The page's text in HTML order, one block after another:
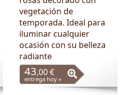
vegetación de
temporada. Ideal para
iluminar cualquier
ocasión con su belleza
radiante
43,00 €
entrega hoy »